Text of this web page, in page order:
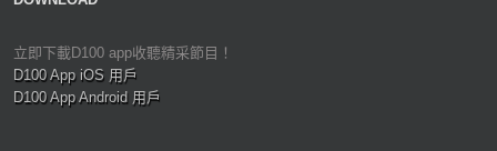
立即下載D100 app收聽精采節目！
D100 App iOS 用戶
D100 App Android 用戶